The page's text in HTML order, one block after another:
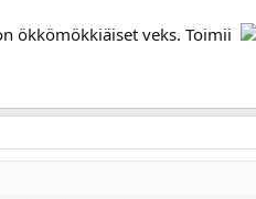
ökkömökkiäiset veks. Toimii